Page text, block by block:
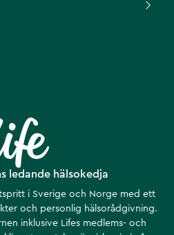
ledande hälsokedja
i Sverige och Norge med ett
och personlig hälsorådgivning.
inklusive Lifes medlems- och